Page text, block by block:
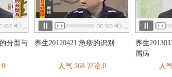
癫痫 头痛 帕金森 头晕 失眠 脑供血不足
神经痛 失语 嗜睡症 脑动脉硬化 周期性瘫痪
性食管炎 消化道出血 肠炎 结肠炎 消化不
慢性浅表性胃炎
肝 胃下垂 自身免疫性肝炎 慢性胰
分型与
养生20120421 急疹的识别
人气:568 评论:0
养生
屑病
人